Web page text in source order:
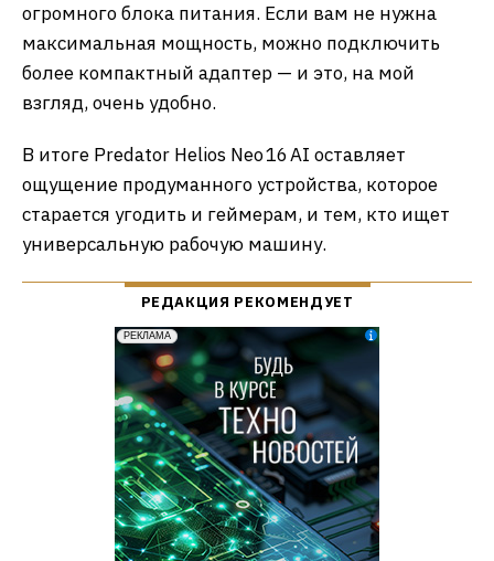
огромного блока питания. Если вам не нужна
максимальная мощность, можно подключить
более компактный адаптер — и это, на мой
взгляд, очень удобно.
В итоге Predator Helios Neo 16 AI оставляет
ощущение продуманного устройства, которое
старается угодить и геймерам, и тем, кто ищет
универсальную рабочую машину.